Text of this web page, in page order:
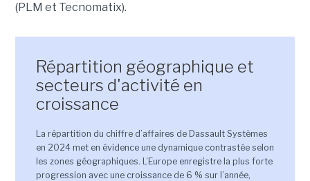
(PLM et Tecnomatix).
Répartition géographique et
secteurs d'activité en
croissance
La répartition du chiffre d’affaires de Dassault Systèmes
en 2024 met en évidence une dynamique contrastée selon
les zones géographiques. L’Europeenregistre la plus forte
progression avec une croissance de 6 % sur l’année,